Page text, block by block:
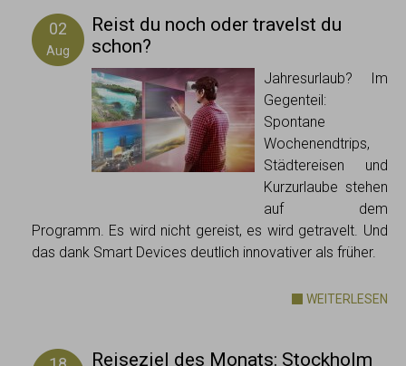
02
Aug
Reist du noch oder travelst du
schon?
Jahresurlaub? Im
Gegenteil:
Spontane
Wochenendtrips,
Städtereisen und
Kurzurlaube stehen
auf dem
Programm. Es wird nicht gereist, es wird getravelt. Und
das dank Smart Devices deutlich innovativer als früher.
WEITERLESEN
Reiseziel des Monats: Stockholm